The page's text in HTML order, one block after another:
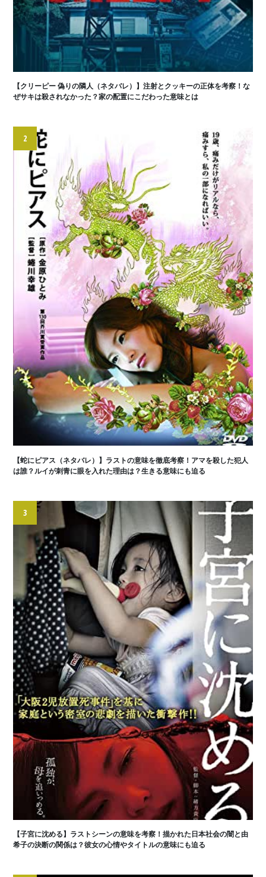
【クリーピー 偽りの隣人（ネタバレ）】注射とクッキーの正体を考察！な
ぜサキは殺されなかった？家の配置にこだわった意味とは
2
【蛇にピアス（ネタバレ）】ラストの意味を徹底考察！アマを殺した犯人
は誰？ルイが刺青に眼を入れた理由は？生きる意味にも迫る
3
【子宮に沈める】ラストシーンの意味を考察！描かれた日本社会の闇と由
希子の決断の関係は？彼女の心情やタイトルの意味にも迫る